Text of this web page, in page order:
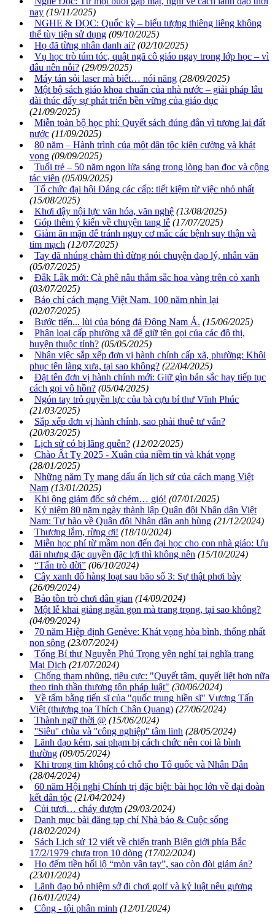
nay (19/11/2025)
NGHE & ĐỌC: Quốc kỳ – biểu tượng thiêng liêng không
thể tùy tiện sử dụng (09/10/2025)
Họ đã từng nhân danh ai? (02/10/2025)
Vụ học trò túm tóc, quật ngã cô giáo ngay trong lớp học – vì
đâu nên nỗi? (29/09/2025)
Máy tán sỏi laser mà biết… nói năng (28/09/2025)
Một bộ sách giáo khoa chuẩn của nhà nước – giải pháp lâu
dài thúc đẩy sự phát triển bền vững của giáo dục
(21/09/2025)
Miễn toàn bộ học phí: Quyết sách đúng đắn vì tương lai đất
nước (11/09/2025)
80 năm – Hành trình của một dân tộc kiên cường và khát
vọng (09/09/2025)
Tuổi trẻ – 50 năm ngọn lửa sáng trong lòng bạn đọc và cộng
tác viên (05/09/2025)
Tổ chức đại hội Đảng các cấp: tiết kiệm từ việc nhỏ nhất
(15/08/2025)
Khơi dậy nội lực văn hóa, văn nghệ (13/08/2025)
Góp thêm ý kiến về chuyện tang lễ (17/07/2025)
Giảm ăn mặn để tránh nguy cơ mắc các bệnh suy thận và
tim mạch (12/07/2025)
Tay đã nhúng chàm thì đừng nói chuyện đạo lý, nhân văn
(05/07/2025)
Đắk Lắk mới: Cà phê nâu thắm sắc hoa vàng trên cỏ xanh
(03/07/2025)
Báo chí cách mạng Việt Nam, 100 năm nhìn lại
(02/07/2025)
Bước tiến... lùi của bóng đá Đông Nam Á. (15/06/2025)
Phân loại cấp phường xã để giữ tên gọi của các đô thị,
huyện thuộc tỉnh? (05/05/2025)
Nhân việc sắp xếp đơn vị hành chính cấp xã, phường: Khôi
phục tên làng xưa, tại sao không? (22/04/2025)
Đặt tên đơn vị hành chính mới: Giữ gìn bản sắc hay tiếp tục
cách gọi vô hồn? (05/04/2025)
Ngón tay trỏ quyền lực của bà cựu bí thư Vĩnh Phúc
(21/03/2025)
Sắp xếp đơn vị hành chính, sao phải thuê tư vấn?
(20/03/2025)
Lịch sử có bị lãng quên? (12/02/2025)
Chào Ất Tỵ 2025 - Xuân của niềm tin và khát vọng
(28/01/2025)
Những năm Tỵ mang dấu ấn lịch sử của cách mạng Việt
Nam (13/01/2025)
Khi ông giám đốc sở chém… gió! (07/01/2025)
Kỷ niệm 80 năm ngày thành lập Quân đội Nhân dân Việt
Nam: Tự hào về Quân đội Nhân dân anh hùng (21/12/2024)
Thương lắm, rừng ơi! (18/10/2024)
Miễn học phí từ mầm non đến đại học cho con nhà giáo: Ưu
đãi nhưng đặc quyền đặc lợi thì không nên (15/10/2024)
“Tấn trò đời” (06/10/2024)
Cây xanh đổ hàng loạt sau bão số 3: Sự thật phơi bày
(26/09/2024)
Bảo tồn trò chơi dân gian (14/09/2024)
Một lễ khai giảng ngắn gọn mà trang trọng, tại sao không?
(04/09/2024)
70 năm Hiệp định Genève: Khát vọng hòa bình, thống nhất
non sông (23/07/2024)
Tổng Bí thư Nguyễn Phú Trọng yên nghỉ tại nghĩa trang
Mai Dịch (21/07/2024)
Chống tham nhũng, tiêu cực: "Quyết tâm, quyết liệt hơn nữa
theo tinh thần thượng tôn pháp luật" (30/06/2024)
Về tấm bằng tiến sĩ của "quốc trung hiền sĩ" Vương Tấn
Việt (thượng tọa Thích Chân Quang) (27/06/2024)
Thành ngữ thời @ (15/06/2024)
''Siêu'' chùa và ''công nghiệp'' tâm linh (28/05/2024)
Lãnh đạo kém, sai phạm bị cách chức nên coi là bình
thường (09/05/2024)
Khi trong tim không có chỗ cho Tổ quốc và Nhân Dân
(28/04/2024)
60 năm Hội nghị Chính trị đặc biệt: bài học lớn về đại đoàn
kết dân tộc (21/04/2024)
Củi tươi… cháy đượm (29/03/2024)
Danh mục bài đăng tạp chí Nhà báo & Cuộc sống
(18/02/2024)
Sách Lịch sử 12 viết về chiến tranh Biên giới phía Bắc
17/2/1979 chưa trọn 10 dòng (17/02/2024)
Họ đếm tiền hối lộ “mòn vân tay”, sao còn đòi giảm án?
(23/01/2024)
Lãnh đạo bỏ nhiệm sở đi chơi golf và kỷ luật nêu gương
(16/01/2024)
Công - tội phân minh (12/01/2024)